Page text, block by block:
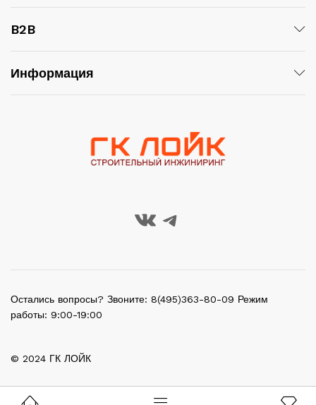
B2B
Информация
© 2024 ГК ЛОЙК
Остались вопросы? Звоните: 8(495)363-80-09 Режим
работы: 9:00-19:00